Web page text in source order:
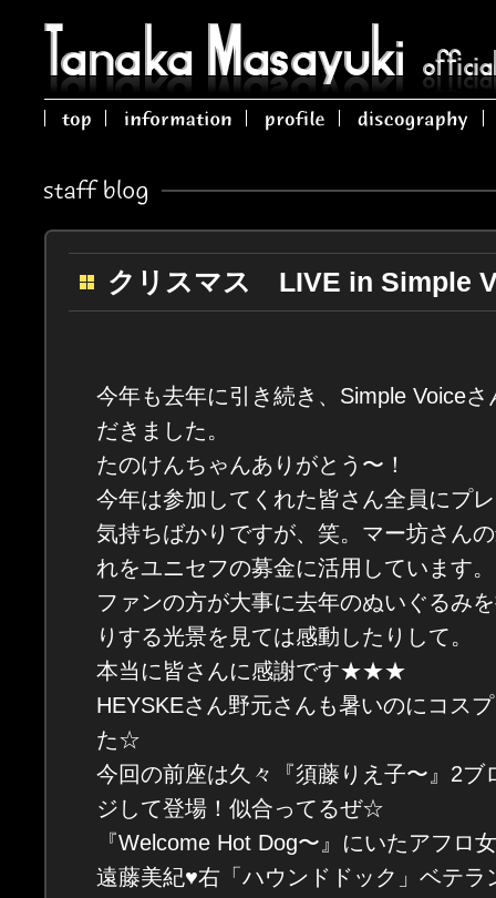
クリスマス LIVE in Simple
今年も去年に引き続き、Simple Voice
だきました。
たのけんちゃんありがとう〜！
今年は参加してくれた皆さん全員にプ
気持ちばかりですが、笑。マー坊さん
れをユニセフの募金に活用しています。
ファンの方が大事に去年のぬいぐるみ
りする光景を見ては感動したりして。
本当に皆さんに感謝です★★★
HEYSKEさん野元さんも暑いのにコス
た☆
今回の前座は久々『須藤りえ子〜』2ブ
ジして登場！似合ってるぜ☆
『Welcome Hot Dog〜』にいたアフロ
遠藤美紀♥右「ハウンドドック」ベテラ